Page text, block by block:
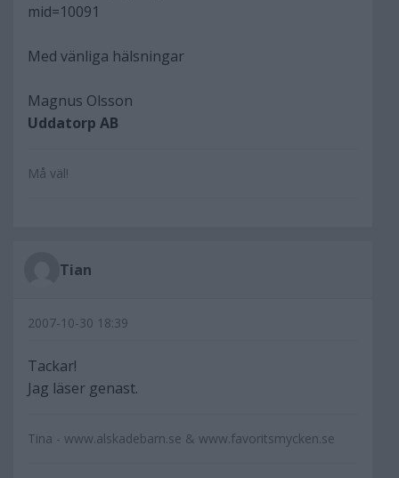
mid=10091
Med vänliga hälsningar
Magnus Olsson
Uddatorp AB
Må väl!
Tian
2007-10-30 18:39
Tackar!
Jag läser genast.
Tina - www.alskadebarn.se & www.favoritsmycken.se